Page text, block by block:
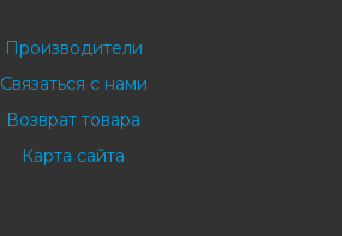
Производители
Связаться с нами
Возврат товара
Карта сайта